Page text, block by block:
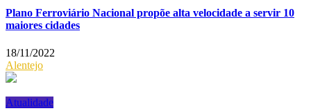
Plano Ferroviário Nacional propõe alta velocidade a servir 10
maiores cidades
18/11/2022
Alentejo
Atualidade